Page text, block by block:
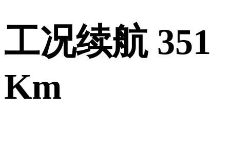
工况续航 351
Km